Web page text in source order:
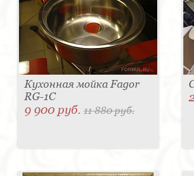
Кухонная мойка Fagor
RG-1C
9 900 руб. 11 880 руб.